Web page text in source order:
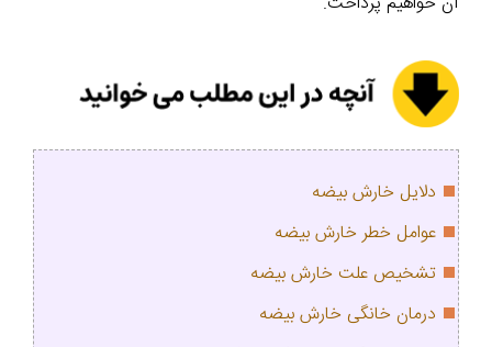
دلایل خارش بیضه
عوامل خطر خارش بیضه
تشخیص علت خارش بیضه
درمان خانگی خارش بیضه